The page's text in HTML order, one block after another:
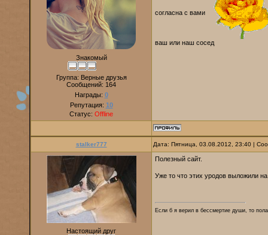
Знакомый
Группа: Верные друзья
Сообщений: 164
Награды: 0
Репутация: 10
Статус: Offline
согласна с вами
ваш или наш сосед
stalker777 Дата: Пятница, 03.08.2012, 23:40 |
Настоящий друг
Полезный сайт.
Уже то что этих уродов выложили
Если б я верил в бессмертие души, то